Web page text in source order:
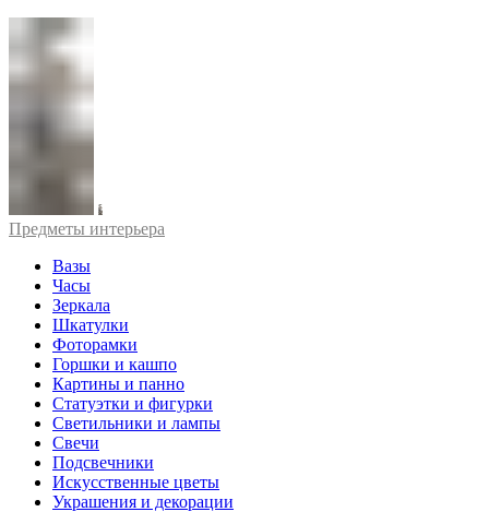
Предметы интерьера
Вазы
Часы
Зеркала
Шкатулки
Фоторамки
Горшки и кашпо
Картины и панно
Статуэтки и фигурки
Светильники и лампы
Свечи
Подсвечники
Искусственные цветы
Украшения и декорации